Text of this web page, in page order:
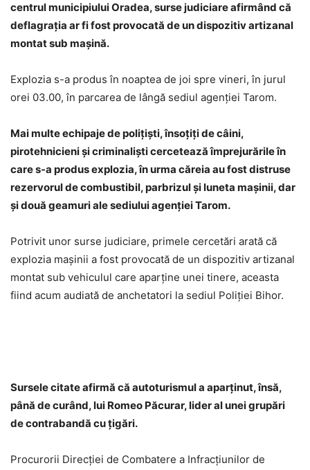
centrul municipiului Oradea, surse judiciare afirmând că
deflagraţia ar fi fost provocată de un dispozitiv artizanal
montat sub maşină.
Explozia s-a produs în noaptea de joi spre vineri, în jurul
orei 03.00, în parcarea de lângă sediul agenţiei Tarom.
Mai multe echipaje de poliţişti, însoţiţi de câini,
pirotehnicieni şi criminalişti cercetează împrejurările în
care s-a produs explozia, în urma căreia au fost distruse
rezervorul de combustibil, parbrizul şi luneta maşinii, dar
şi două geamuri ale sediului agenţiei Tarom.
Potrivit unor surse judiciare, primele cercetări arată că
explozia maşinii a fost provocată de un dispozitiv artizanal
montat sub vehiculul care aparţine unei tinere, aceasta
fiind acum audiată de anchetatori la sediul Poliţiei Bihor.
Sursele citate afirmă că autoturismul a aparţinut, însă,
până de curând, lui Romeo Păcurar, lider al unei grupări
de contrabandă cu ţigări.
Procurorii Direcţiei de Combatere a Infracţiunilor de